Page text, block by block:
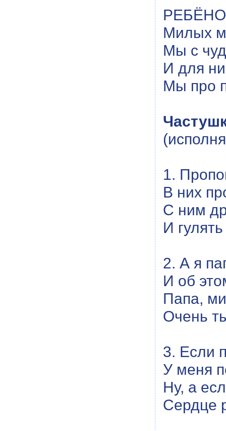
Милых
Мы с
И для
Мы про
1.
В них
С ним
И
2. А я
И об
Папа,
Очень
3. Если
У меня
Ну, а
Сердце